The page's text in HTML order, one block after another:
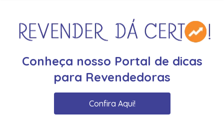
Conheça nosso Portal de dicas
para Revendedoras
Confira Aqui!